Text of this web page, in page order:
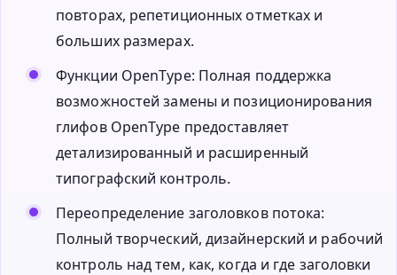
повторах, репетиционных отметках и
больших размерах.
Функции OpenType: Полная поддержка
возможностей замены и позиционирования
глифов OpenType предоставляет
детализированный и расширенный
типографский контроль.
Переопределение заголовков потока:
Полный творческий, дизайнерский и рабочий
контроль над тем, как, когда и где заголовки